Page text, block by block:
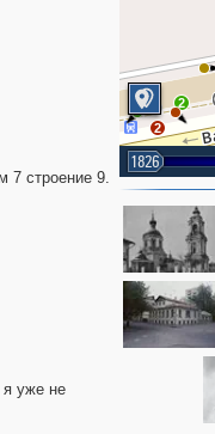
7 строение 9.
2
2
1826
я уже не